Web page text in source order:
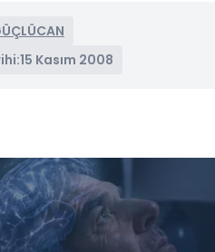
15 Kasım 2008